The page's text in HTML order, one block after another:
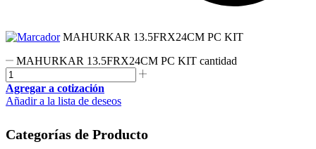
MAHURKAR 13.5FRX24CM PC KIT
MAHURKAR 13.5FRX24CM PC KIT cantidad
Agregar a cotización
Añadir a la lista de deseos
Categorías de Producto